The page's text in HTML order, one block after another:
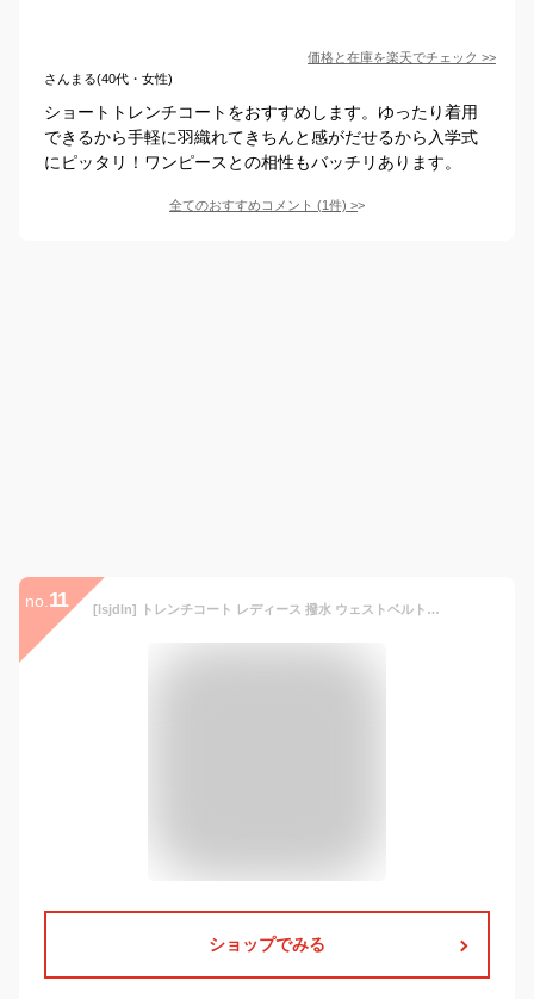
価格と在庫を楽天でチェック >>
さんまる(40代・女性)
ショートトレンチコートをおすすめします。ゆったり着用
できるから手軽に羽織れてきちんと感がだせるから入学式
にピッタリ！ワンピースとの相性もバッチリあります。
全てのおすすめコメント (1件) >
no. 11 [lsjdln] トレンチコート レディース 撥水 ウェストベルト トレンチ コート ロング丈 ロング 大きいサイズ 入学式 ママスーツ 入園式 ママ セレモニー スプリングコート M ビジネス スーツ カーキ色 卒園式 卒業式 リクルート 通勤 ライナー付き
ショップでみる